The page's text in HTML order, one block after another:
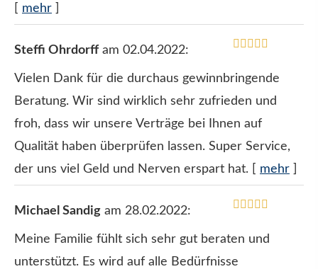
mehr
Steffi Ohrdorffam 02.04.2022:
Vielen Dank für die durchaus gewinnbringende
Beratung. Wir sind wirklich sehr zufrieden und
froh, dass wir unsere Verträge bei Ihnen auf
Qualität haben überprüfen lassen. Super Service,
der uns viel Geld und Nerven erspart hat.
mehr
Michael Sandig am 28.02.2022:
Meine Familie fühlt sich sehr gut beraten und
unterstützt. Es wird auf alle Bedürfnisse